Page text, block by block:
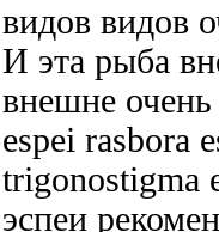
видов видов
И эта рыба
внешне
espei rasbora
trigonostigma
эспеи